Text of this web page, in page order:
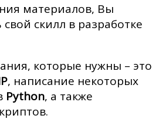
материалов, Вы
скилл в разработке
которые нужны – это
, написание некоторых
Python, а также